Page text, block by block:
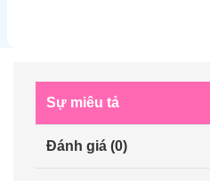
Sự miêu tả
Đánh giá (0)